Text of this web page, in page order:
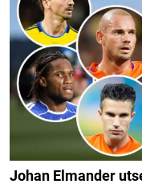
Johan Elmander